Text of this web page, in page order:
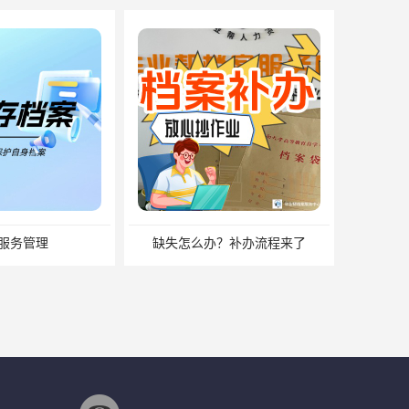
务管理 缺失怎么办？补办流程来了